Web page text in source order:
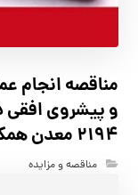
مناقصه انجام
2194 معدن همکار .
مناقصه و مزایده